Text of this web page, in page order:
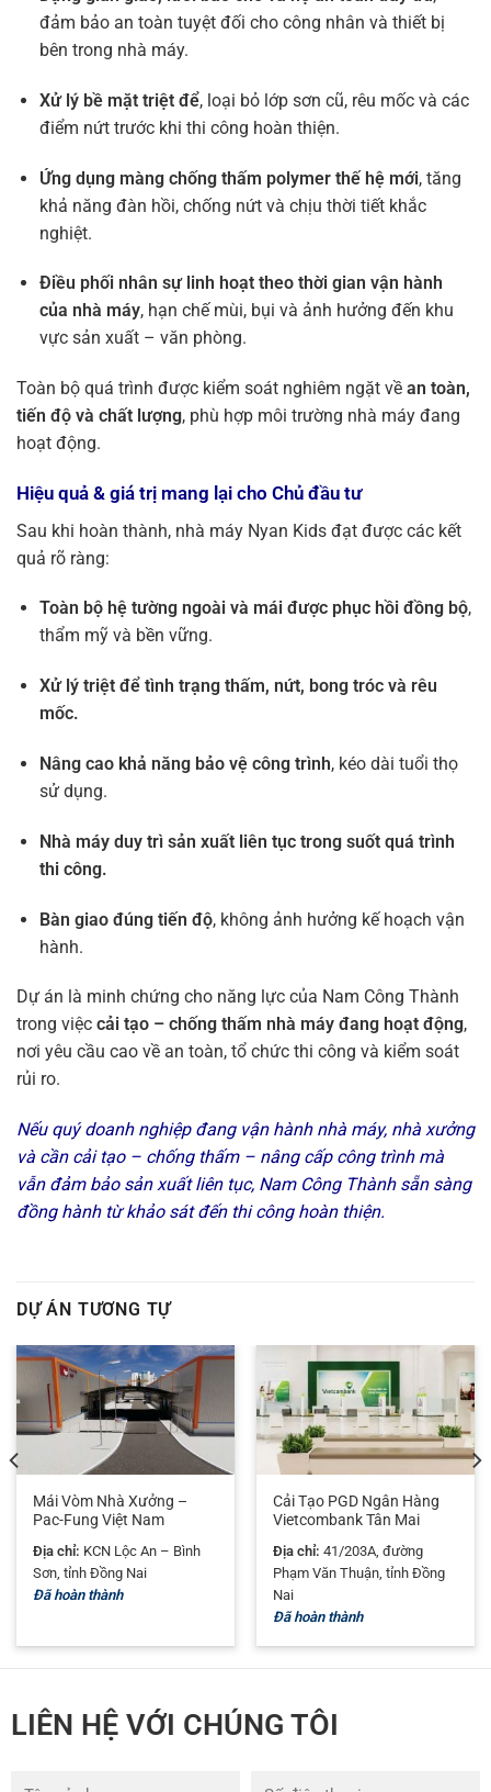
đảm bảo an toàn tuyệt đối cho công nhân và thiết bị
bên trong nhà máy.
Xử lý bề mặt triệt để, loại bỏ lớp sơn cũ, rêu mốc và các
điểm nứt trước khi thi công hoàn thiện.
Ứng dụng màng chống thấm polymer thế hệ mới, tăng
khả năng đàn hồi, chống nứt và chịu thời tiết khắc
nghiệt.
Điều phối nhân sự linh hoạt theo thời gian vận hành
của nhà máy, hạn chế mùi, bụi và ảnh hưởng đến khu
vực sản xuất – văn phòng.
Toàn bộ quá trình được kiểm soát nghiêm ngặt về an toàn,
tiến độ và chất lượng, phù hợp môi trường nhà máy đang
hoạt động.
Hiệu quả & giá trị mang lại cho Chủ đầu tư
Sau khi hoàn thành, nhà máy Nyan Kids đạt được các kết
quả rõ ràng:
Toàn bộ hệ tường ngoài và mái được phục hồi đồng bộ,
thẩm mỹ và bền vững.
Xử lý triệt để tình trạng thấm, nứt, bong tróc và rêu
mốc.
Nâng cao khả năng bảo vệ công trình, kéo dài tuổi thọ
sử dụng.
Nhà máy duy trì sản xuất liên tục trong suốt quá trình
thi công.
Bàn giao đúng tiến độ, không ảnh hưởng kế hoạch vận
hành.
Dự án là minh chứng cho năng lực của Nam Công Thành
trong việc cải tạo – chống thấm nhà máy đang hoạt động,
nơi yêu cầu cao về an toàn, tổ chức thi công và kiểm soát
rủi ro.
Nếu quý doanh nghiệp đang vận hành nhà máy, nhà xưởng
và cần cải tạo – chống thấm – nâng cấp công trình mà
vẫn đảm bảo sản xuất liên tục, Nam Công Thành sẵn sàng
đồng hành từ khảo sát đến thi công hoàn thiện.
DỰ ÁN TƯƠNG TỰ
Mái Vòm Nhà Xưởng –
Pac-Fung Việt Nam
Địa chỉ: KCN Lộc An – Bình
Sơn, tỉnh Đồng Nai
Đã hoàn thành
Cải Tạo PGD Ngân Hàng
Vietcombank Tân Mai
Địa chỉ: 41/203A, đường
Phạm Văn Thuận, tỉnh Đồng
Nai
Đã hoàn thành
LIÊN HỆ VỚI CHÚNG TÔI